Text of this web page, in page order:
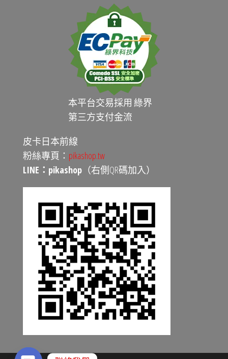
本平台交易採用 綠界
第三方支付金流
皮卡日本前線
粉絲專頁： pikashop.tw
LINE：pikashop （右側QR碼加入）